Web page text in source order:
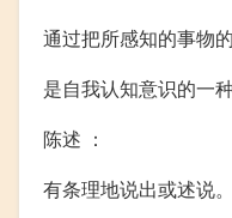
通过把所感知的事物
是自我认知意识的一
陈述 ：
有条理地说出或述说。